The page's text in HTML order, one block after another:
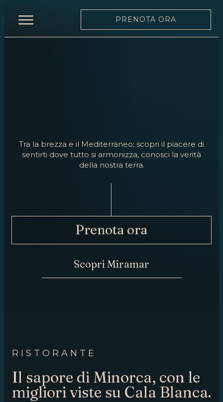
INIZIO
SQUADRA
PRENOTA
PRENOTA ORA
Tra la brezza e il Mediterraneo; scopri il piacere di
sentirti dove tutto si armonizza, conosci la verità
della nostra terra.
Prenota ora
Scopri Miramar
RISTORANTE
Il sapore di Minorca, con le
migliori viste su Cala Blanca.